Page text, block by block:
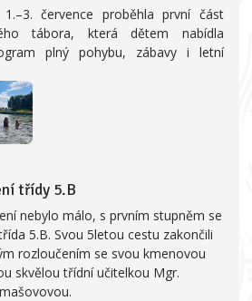
července proběhla první část
tábora, která dětem nabídla
plný pohybu, zábavy i letní
třídy 5.B
nebylo málo, s prvním stupněm se
5.B. Svou 5letou cestu zakončili
rozloučením se svou kmenovou
skvělou třídní učitelkou Mgr.